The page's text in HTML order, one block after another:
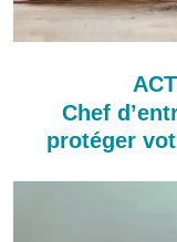
Chef
protéger